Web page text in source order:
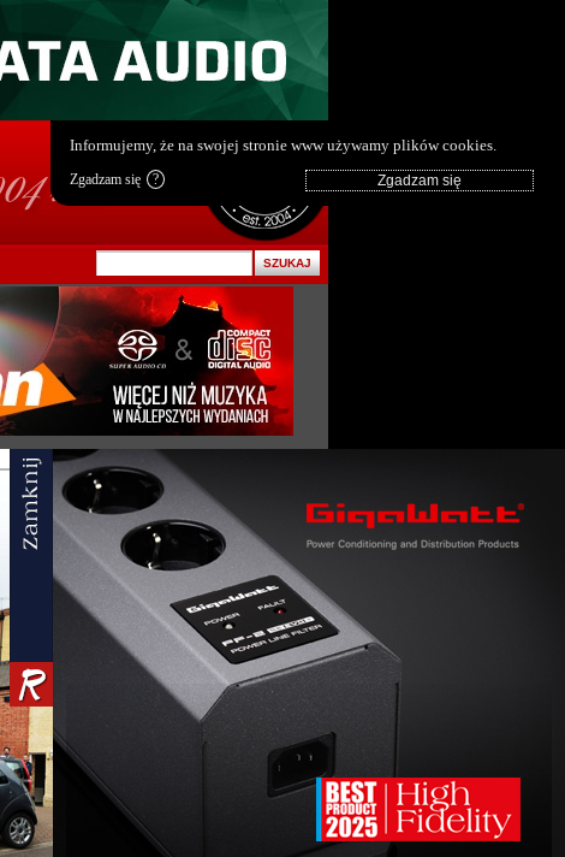
Informujemy, że na swojej stronie www używamy plików cookies.
Zgadzam się ?